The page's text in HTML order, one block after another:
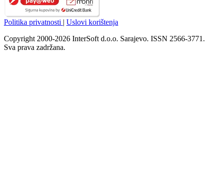
Politika privatnosti | Uslovi korištenja
Copyright 2000-2026 InterSoft d.o.o. Sarajevo. ISSN 2566-3771.
Sva prava zadržana.